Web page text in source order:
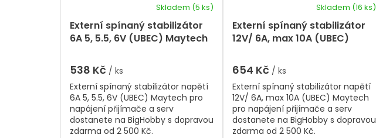
Externí spínaný stabilizátor
6A 5, 5.5, 6V (UBEC) Maytech
hodnocení
produktu
je
z
hvězdiček.
Skladem (5 ks)
538 Kč / ks
Externí spínaný stabilizátor napětí
6A 5, 5.5, 6V (UBEC) Maytech pro
napájení přijímače a serv
dostanete na BigHobby s dopravou
zdarma od 2 500 Kč.
Externí spínaný stabilizátor
12V/ 6A, max 10A (UBEC)
Skladem (16 ks)
654 Kč / ks
Externí spínaný stabilizátor napětí
12V/ 6A, max 10A (UBEC) Maytech
pro napájení přijímače a serv
dostanete na BigHobby s dopravou
zdarma od 2 500 Kč.